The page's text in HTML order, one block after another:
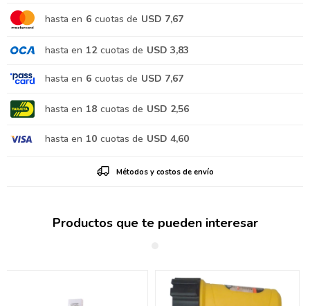
hasta en 6 cuotas de USD 7,67
hasta en 12 cuotas de USD 3,83
hasta en 6 cuotas de USD 7,67
hasta en 18 cuotas de USD 2,56
hasta en 10 cuotas de USD 4,60
Métodos y costos de envío
Productos que te pueden interesar